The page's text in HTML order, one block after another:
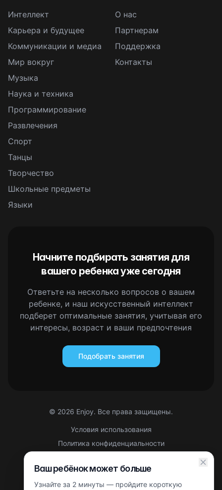
Интеллект
Карьера и будущее
Коммуникации и медиа
Мир вокруг
Музыка
Наука и техника
Программирование
Развлечения
Спорт
Танцы
Творчество
Школьные предметы
Языки
О нас
Партнерам
Поддержка
Контакты
Начните подбирать занятия для
вашего ребенка уже сегодня
Ответьте на несколько вопросов о вашем
ребенке, и наш искусственный интеллект
подберет оптимальные занятия, учитывая его
интересы, возраст и ваши предпочтения
Подобрать занятия
© 2026 Enjoy. Все права защищены.
Условия использования
Политика конфиденциальности
Партнерская оферта
Этот сайт защищен reCAPTCHA. Применяются Политика
Ваш ребёнок может больше
Узнайте за 2 минуты — пройдите короткую